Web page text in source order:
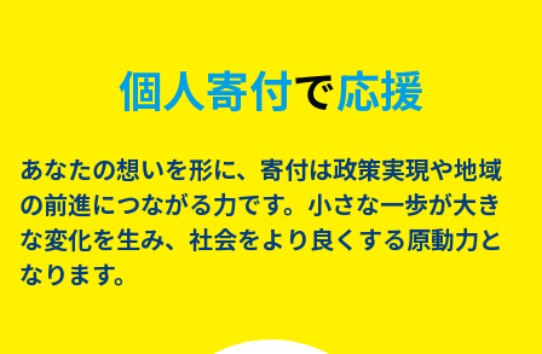
個人寄付で応援
あなたの想いを形に、寄付は政策実現や地域
の前進につながる力です。小さな一歩が大き
な変化を生み、社会をより良くする原動力と
なります。